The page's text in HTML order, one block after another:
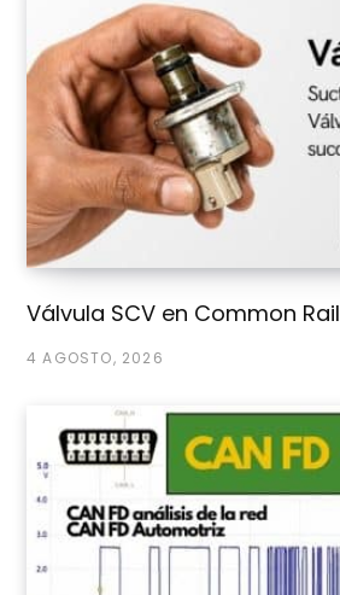
Válvula SCV en Common Rail
4 AGOSTO, 2026